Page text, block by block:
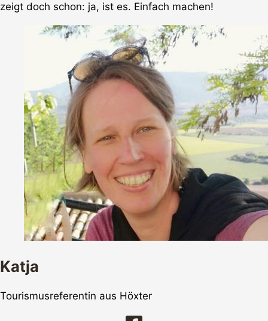
zeigt doch schon: ja, ist es. Einfach machen!
Katja
Tourismusreferentin aus Höxter